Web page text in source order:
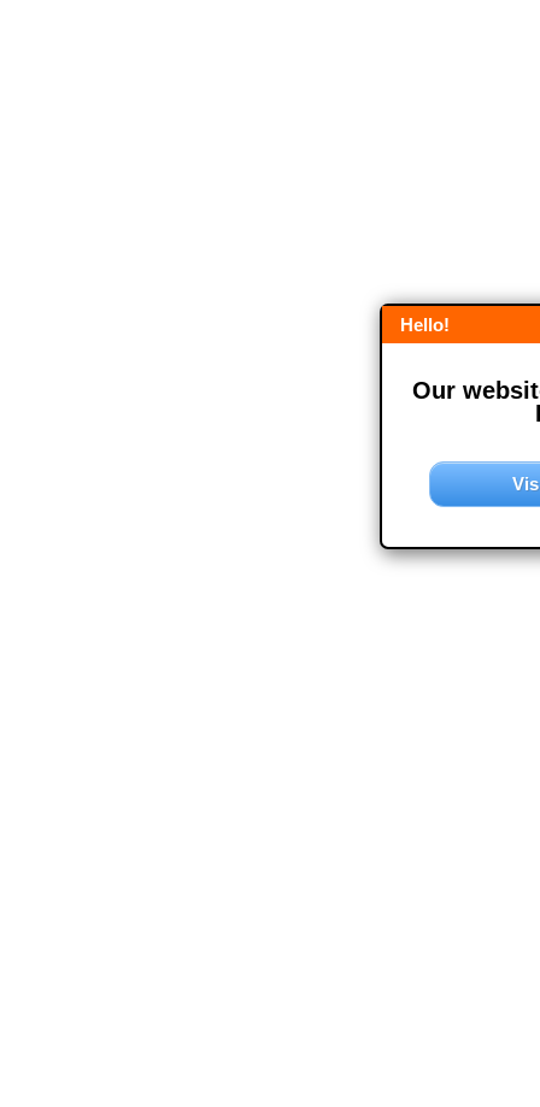
Hello!
Our